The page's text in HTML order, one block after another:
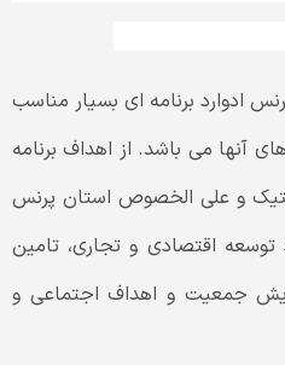
ادوارد برنامه ای بسیار مناسب
آنها می باشد. از اهداف برنامه
و علی الخصوص استان پرنس
توسعه اقتصادی و تجاری، تامین
جمعیت و اهداف اجتماعی و